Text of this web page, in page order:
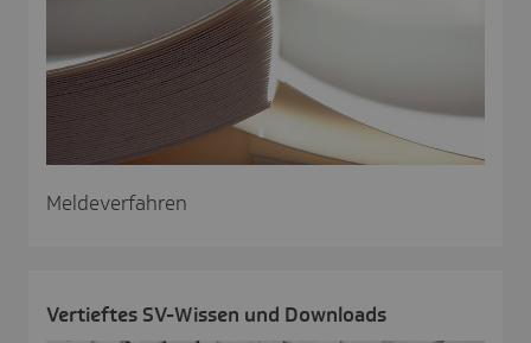
Meldeverfahren
Vertieftes SV-Wissen und Down­loads